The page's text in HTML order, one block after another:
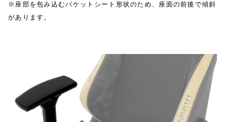
※座部を包み込むバケットシート形状のため、座面の前後で傾斜
があります。